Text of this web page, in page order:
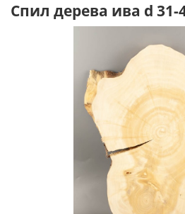
Спил дерева ива d 31-